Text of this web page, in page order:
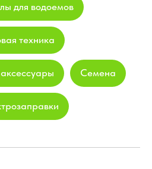
для водоемов
техника
Семена